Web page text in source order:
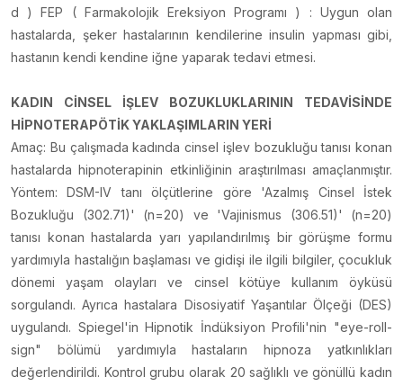
d ) FEP ( Farmakolojik Ereksiyon Programı ) : Uygun olan
hastalarda, şeker hastalarının kendilerine insulin yapması gibi,
hastanın kendi kendine iğne yaparak tedavi etmesi.
KADIN CİNSEL İŞLEV BOZUKLUKLARININ TEDAVİSİNDE
HİPNOTERAPÖTİK YAKLAŞIMLARIN YERİ
Amaç: Bu çalışmada kadında cinsel işlev bozukluğu tanısı konan
hastalarda hipnoterapinin etkinliğinin araştırılması amaçlanmıştır.
Yöntem: DSM-IV tanı ölçütlerine göre 'Azalmış Cinsel İstek
Bozukluğu (302.71)' (n=20) ve 'Vajinismus (306.51)' (n=20)
tanısı konan hastalarda yarı yapılandırılmış bir görüşme formu
yardımıyla hastalığın başlaması ve gidişi ile ilgili bilgiler, çocukluk
dönemi yaşam olayları ve cinsel kötüye kullanım öyküsü
sorgulandı. Ayrıca hastalara Disosiyatif Yaşantılar Ölçeği (DES)
uygulandı. Spiegel'in Hipnotik İndüksiyon Profili'nin "eye-roll-
sign" bölümü yardımıyla hastaların hipnoza yatkınlıkları
değerlendirildi. Kontrol grubu olarak 20 sağlıklı ve gönüllü kadın